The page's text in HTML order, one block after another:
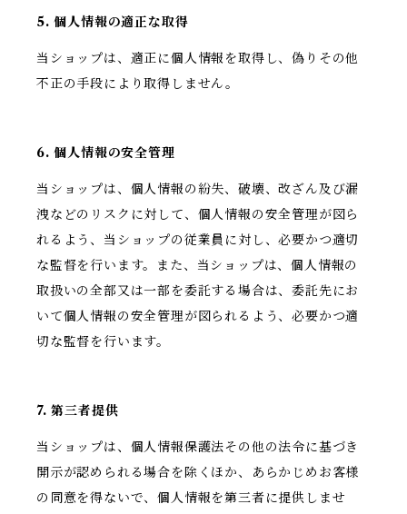
5. 個人情報の適正な取得
当ショップは、適正に個人情報を取得し、偽りその他
不正の手段により取得しません。
6. 個人情報の安全管理
当ショップは、個人情報の紛失、破壊、改ざん及び漏
洩などのリスクに対して、個人情報の安全管理が図ら
れるよう、当ショップの従業員に対し、必要かつ適切
な監督を行います。また、当ショップは、個人情報の
取扱いの全部又は一部を委託する場合は、委託先にお
いて個人情報の安全管理が図られるよう、必要かつ適
切な監督を行います。
7. 第三者提供
当ショップは、個人情報保護法その他の法令に基づき
開示が認められる場合を除くほか、あらかじめお客様
の同意を得ないで、個人情報を第三者に提供しませ